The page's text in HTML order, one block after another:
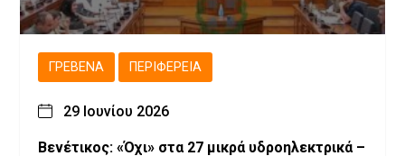
ΓΡΕΒΕΝΆ ΠΕΡΙΦΈΡΕΙΑ
29 Ιουνίου 2026
Βενέτικος: «Όχι» στα 27 μικρά υδροηλεκτρικά –